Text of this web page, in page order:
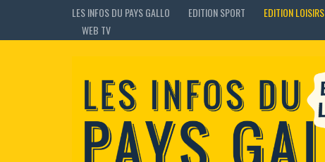
LES INFOS DU PAYS GALLO EDITION SPORT EDITION LOISIRS
WEB TV